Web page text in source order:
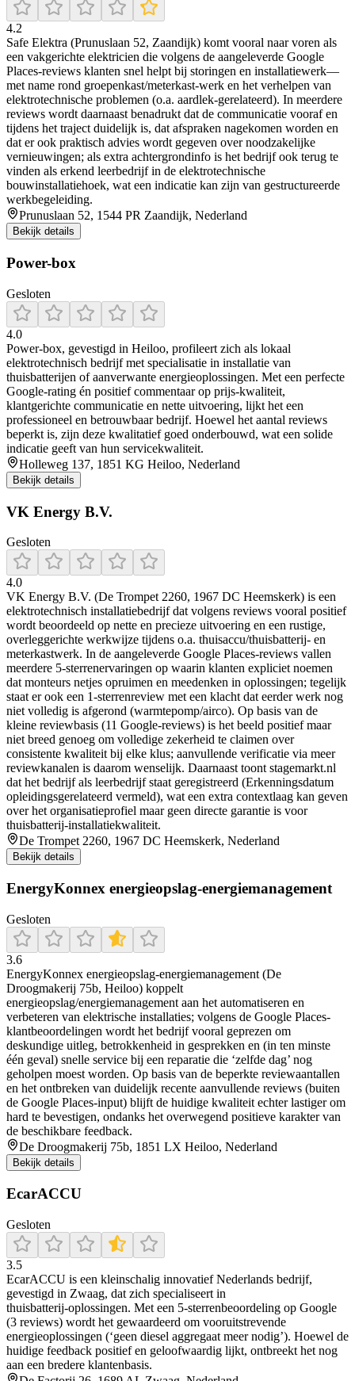
4.2
Safe Elektra (Prunuslaan 52, Zaandijk) komt vooral naar voren als
een vakgerichte elektricien die volgens de aangeleverde Google
Places-reviews klanten snel helpt bij storingen en installatiewerk—
met name rond groepenkast/meterkast-werk en het verhelpen van
elektrotechnische problemen (o.a. aardlek-gerelateerd). In meerdere
reviews wordt daarnaast benadrukt dat de communicatie vooraf en
tijdens het traject duidelijk is, dat afspraken nagekomen worden en
dat er ook praktisch advies wordt gegeven over noodzakelijke
vernieuwingen; als extra achtergrondinfo is het bedrijf ook terug te
vinden als erkend leerbedrijf in de elektrotechnische
bouwinstallatiehoek, wat een indicatie kan zijn van gestructureerde
werkbegeleiding.
Prunuslaan 52, 1544 PR Zaandijk, Nederland
Bekijk details
Power-box
Gesloten
4.0
Power‑box, gevestigd in Heiloo, profileert zich als lokaal
elektrotechnisch bedrijf met specialisatie in installatie van
thuisbatterijen of aanverwante energieoplossingen. Met een perfecte
Google‑rating én positief commentaar op prijs‑kwaliteit,
klantgerichte communicatie en nette uitvoering, lijkt het een
professioneel en betrouwbaar bedrijf. Hoewel het aantal reviews
beperkt is, zijn deze kwalitatief goed onderbouwd, wat een solide
indicatie geeft van hun servicekwaliteit.
Holleweg 137, 1851 KG Heiloo, Nederland
Bekijk details
VK Energy B.V.
Gesloten
4.0
VK Energy B.V. (De Trompet 2260, 1967 DC Heemskerk) is een
elektrotechnisch installatiebedrijf dat volgens reviews vooral positief
wordt beoordeeld op nette en precieze uitvoering en een rustige,
overleggerichte werkwijze tijdens o.a. thuisaccu/thuisbatterij- en
meterkastwerk. In de aangeleverde Google Places-reviews vallen
meerdere 5-sterrenervaringen op waarin klanten expliciet noemen
dat monteurs netjes opruimen en meedenken in oplossingen; tegelijk
staat er ook een 1-sterrenreview met een klacht dat eerder werk nog
niet volledig is afgerond (warmtepomp/airco). Op basis van de
kleine reviewbasis (11 Google-reviews) is het beeld positief maar
niet breed genoeg om volledige zekerheid te claimen over
consistente kwaliteit bij elke klus; aanvullende verificatie via meer
reviewkanalen is daarom wenselijk. Daarnaast toont stagemarkt.nl
dat het bedrijf als leerbedrijf staat geregistreerd (Erkenningsdatum
opleidingsgerelateerd vermeld), wat een extra contextlaag kan geven
over het organisatieprofiel maar geen directe garantie is voor
thuisbatterij-installatiekwaliteit.
De Trompet 2260, 1967 DC Heemskerk, Nederland
Bekijk details
EnergyKonnex energieopslag-energiemanagement
Gesloten
3.6
EnergyKonnex energieopslag-energiemanagement (De
Droogmakerij 75b, Heiloo) koppelt
energieopslag/energiemanagement aan het automatiseren en
verbeteren van elektrische installaties; volgens de Google Places-
klantbeoordelingen wordt het bedrijf vooral geprezen om
deskundige uitleg, betrokkenheid in gesprekken en (in ten minste
één geval) snelle service bij een reparatie die ‘zelfde dag’ nog
geholpen moest worden. Op basis van de beperkte reviewaantallen
en het ontbreken van duidelijk recente aanvullende reviews (buiten
de Google Places-input) blijft de huidige kwaliteit echter lastiger om
hard te bevestigen, ondanks het overwegend positieve karakter van
de beschikbare feedback.
De Droogmakerij 75b, 1851 LX Heiloo, Nederland
Bekijk details
EcarACCU
Gesloten
3.5
EcarACCU is een kleinschalig innovatief Nederlands bedrijf,
gevestigd in Zwaag, dat zich specialiseert in
thuisbatterij‑oplossingen. Met een 5‑sterrenbeoordeling op Google
(3 reviews) wordt het gewaardeerd om vooruitstrevende
energieoplossingen (‘geen diesel aggregaat meer nodig’). Hoewel de
huidige feedback positief en geloofwaardig lijkt, ontbreekt het nog
aan een bredere klantenbasis.